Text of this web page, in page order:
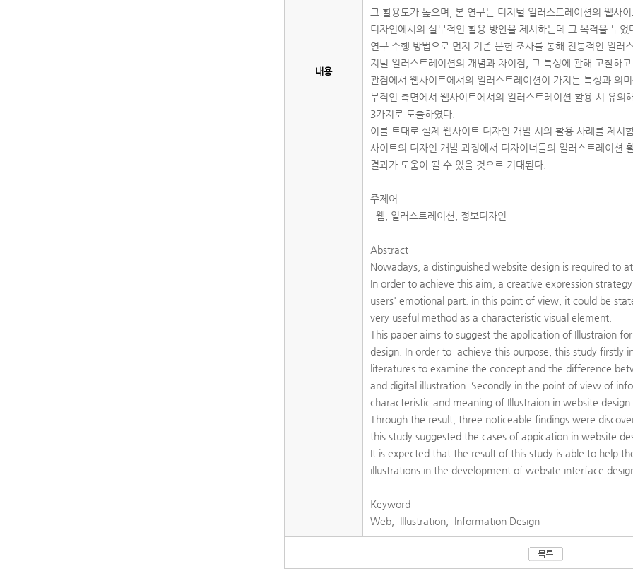
내용
그 활용도가 높으며, 본 연구는 디지털 일러스트레이션의 웹사
디자인에서의 실무적인 활용 방안을 제시하는데 그 목적을 두었
연구 수행 방법으로 먼저 기존 문헌 조사를 통해 전통적인 일러
지털 일러스트레이션의 개념과 차이점, 그 특성에 관해 고찰하고
관점에서 웹사이트에서의 일러스트레이션이 가지는 특성과 의
무적인 측면에서 웹사이트에서의 일러스트레이션 활용 시 유의
3가지로 도출하였다.
이를 토대로 실제 웹사이트 디자인 개발 시의 활용 사례를 제시
사이트의 디자인 개발 과정에서 디자이너들의 일러스트레이션
결과가 도움이 될 수 있을 것으로 기대된다.
주제어
웹, 일러스트레이션, 정보디자인
Abstract
Nowadays, a distinguished website design is required to
In order to achieve this aim, a creative expression
users' emotional part. in this point of view, it could be
very useful method as a characteristic visual element.
This paper aims to suggest the application of Illustraion
design. In order to achieve this purpose, this study firstly
literatures to examine the concept and the difference
and digital illustration. Secondly in the point of view of
characteristic and meaning of Illustraion in website design
Through the result, three noticeable findings were
this study suggested the cases of appication in website
It is expected that the result of this study is able to help
illustrations in the development of website interface
Keyword
Web, Illustration, Information Design